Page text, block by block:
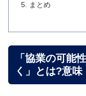
まとめ
「協業の可能
く」とは?意味